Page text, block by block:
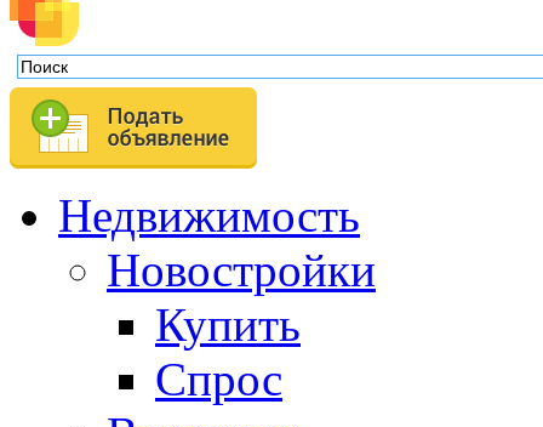
Недвижимость
Новостройки
Купить
Спрос